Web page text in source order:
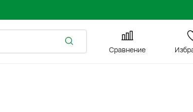
Сравнение